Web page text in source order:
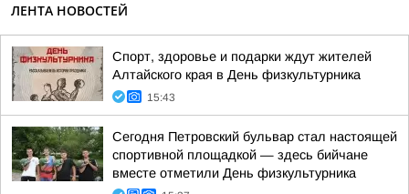
ЛЕНТА НОВОСТЕЙ
Спорт, здоровье и подарки ждут жителей
Алтайского края в День физкультурника
15:43
Сегодня Петровский бульвар стал настоящей
спортивной площадкой — здесь бийчане
вместе отметили День физкультурника